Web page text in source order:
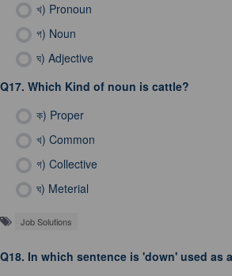
খ) Pronoun
গ) Noun
ঘ) Adjective
Q17. Which Kind of noun is cattle?
ক) Proper
খ) Common
গ) Collective
ঘ) Meterial
Job Solutions
Q18. In which sentence is 'down' used as